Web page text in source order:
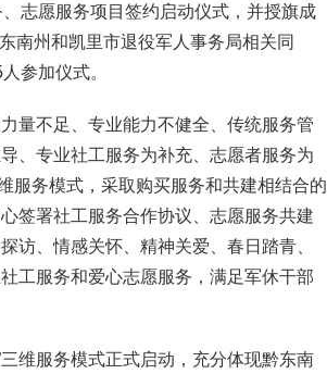
志愿服务项目签约启动仪式，并授旗成
南州和凯里市退役军人事务局相关同
参加仪式。
量不足、专业能力不健全、传统服务管
、专业社工服务为补充、志愿者服务为
服务模式，采取购买服务和共建相结合的
签署社工服务合作协议、志愿服务共建
访、情感关怀、精神关爱、春日踏青、
工服务和爱心志愿服务，满足军休干部
维服务模式正式启动，充分体现黔东南